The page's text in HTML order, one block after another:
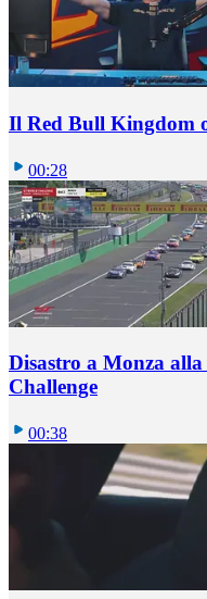
Il Red Bull Kingdom
00:28
Disastro a Monza
Challenge
00:38